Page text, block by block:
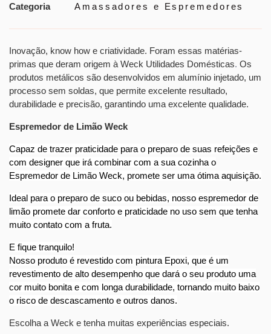
Categoria
Amassadores e Espremedores
Inovação, know how e criatividade. Foram essas matérias-
primas que deram origem à Weck Utilidades Domésticas. Os
produtos metálicos são desenvolvidos em alumínio injetado, um
processo sem soldas, que permite excelente resultado,
durabilidade e precisão, garantindo uma excelente qualidade.
Espremedor de Limão Weck
Capaz de trazer praticidade para o preparo de suas refeições e
com designer que irá combinar com a sua cozinha o
Espremedor de Limão Weck, promete ser uma ótima aquisição.
Ideal para o preparo de suco ou bebidas, nosso espremedor de
limão promete dar conforto e praticidade no uso sem que tenha
muito contato com a fruta.
E fique tranquilo!
Nosso produto é revestido com pintura Epoxi, que é um
revestimento de alto desempenho que dará o seu produto uma
cor muito bonita e com longa durabilidade, tornando muito baixo
o risco de descascamento e outros danos.
Escolha a Weck e tenha muitas experiências especiais.